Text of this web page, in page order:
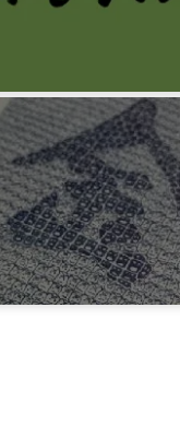
みろりHP
人は多面体である
9年前